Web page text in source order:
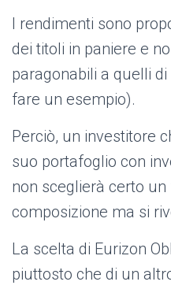
I rendimenti sono
dei titoli in paniere e
paragonabili a quelli
fare un esempio).
Perciò, un investitore
suo portafoglio con
non sceglierà certo
composizione ma si
La scelta di Eurizon
piuttosto che di un